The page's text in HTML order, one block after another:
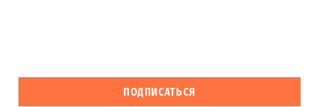
ПОДПИСАТЬСЯ